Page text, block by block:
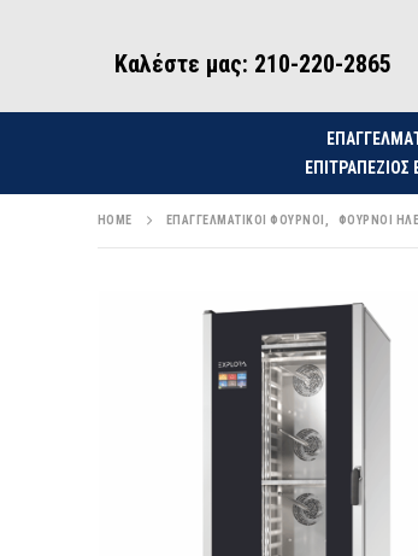
Καλέστε μας: 210-220-2865
HOME ΕΠΑΓΓΕΛΜΑΤΙΚΟΊ ΦΟΎΡΝΟΙ ΦΟΎΡΝΟΙ